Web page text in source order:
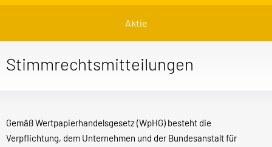
Aktie
Stimmrechtsmitteilungen
Gemäß Wertpapierhandelsgesetz (WpHG) besteht die
Verpflichtung, dem Unternehmen und der Bundesanstalt für